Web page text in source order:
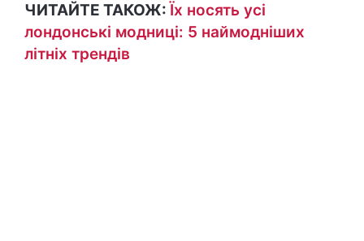
ЧИТАЙТЕ ТАКОЖ: Їх носять усі
лондонські модниці: 5 наймодніших
літніх трендів